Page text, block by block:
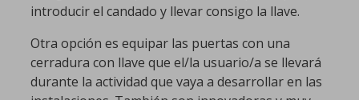
introducir el candado y llevar consigo la llave.
Otra opción es equipar las puertas con una
cerradura con llave que el/la usuario/a se llevará
durante la actividad que vaya a desarrollar en las